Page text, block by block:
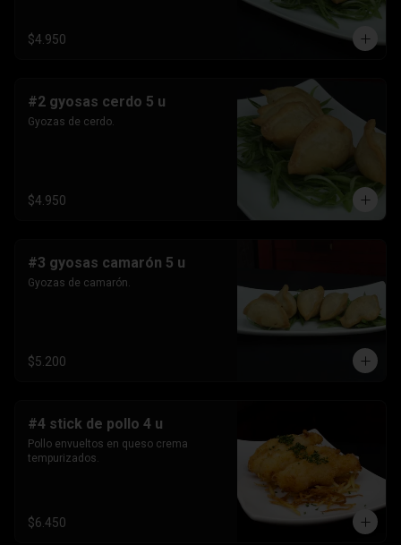
$4.950
#2 gyosas cerdo 5 u
Gyozas de cerdo.
$4.950
#3 gyosas camarón 5 u
Gyozas de camarón.
$5.200
#4 stick de pollo 4 u
Pollo envueltos en queso crema
tempurizados.
$6.450